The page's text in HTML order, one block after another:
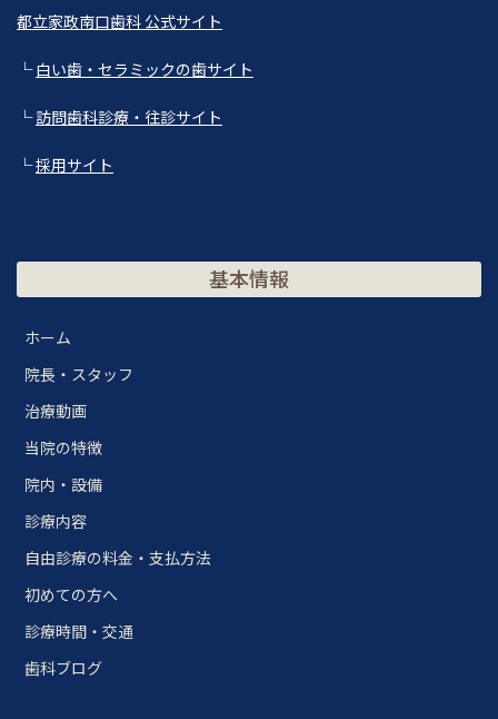
都立家政南口歯科 公式サイト
└白い歯・セラミックの歯サイト
└訪問歯科診療・往診サイト
└採用サイト
基本情報
ホーム
院長・スタッフ
治療動画
当院の特徴
院内・設備
診療内容
自由診療の料金・支払方法
初めての方へ
診療時間・交通
歯科ブログ